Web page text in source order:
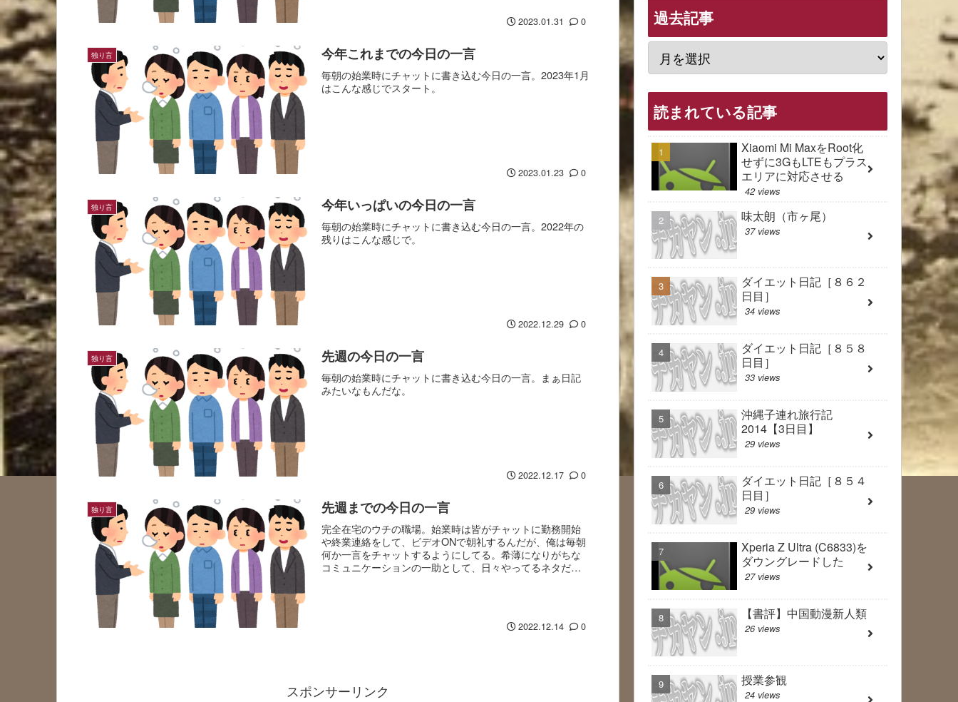
2023.01.31 0
独り言 今年これまでの今日の一言
毎朝の始業時にチャットに書き込む今日の一言。2023年1月
はこんな感じでスタート。
2023.01.23 0
独り言 今年いっぱいの今日の一言
毎朝の始業時にチャットに書き込む今日の一言。2022年の
残りはこんな感じで。
2022.12.29 0
独り言 先週の今日の一言
毎朝の始業時にチャットに書き込む今日の一言。まぁ日記
みたいなもんだな。
2022.12.17 0
独り言 先週までの今日の一言
完全在宅のウチの職場。始業時は皆がチャットに勤務開始
や終業連絡をして、ビデオONで朝礼するんだが、俺は毎朝
何か一言をチャットするようにしてる。希薄になりがちな
コミュニケーションの一助として、日々やってるネタだ。
2022.12.14 0
スポンサーリンク
過去記事
読まれている記事
Xiaomi Mi MaxをRoot化
せずに3GもLTEもプラス
エリアに対応させる
42 views
味太朗（市ヶ尾）
37 views
ダイエット日記［８６２
日目］
34 views
ダイエット日記［８５８
日目］
33 views
沖縄子連れ旅行記
2014【3日目】
29 views
ダイエット日記［８５４
日目］
29 views
Xperia Z Ultra (C6833)を
ダウングレードした
27 views
【書評】中国動漫新人類
26 views
授業参観
24 views